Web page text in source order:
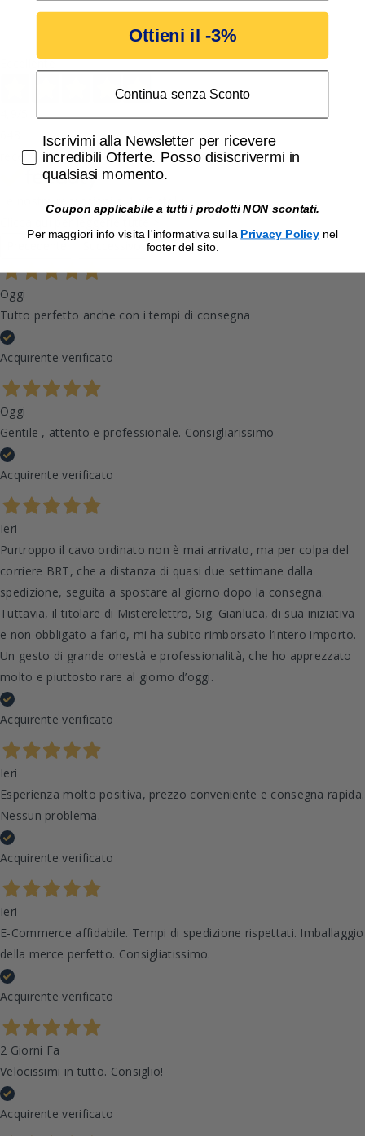
Eccellente
recensioni
Precedente
Oggi
Tutto perfetto anche con i tempi di consegna
Acquirente verificato
Oggi
Gentile , attento e professionale. Consigliarissimo
Acquirente verificato
Ieri
Purtroppo il cavo ordinato non è mai arrivato, ma per colpa del
corriere BRT, che a distanza di quasi due settimane dalla
spedizione, seguita a spostare al giorno dopo la consegna.
Tuttavia, il titolare di Misterelettro, Sig. Gianluca, di sua iniziativa
e non obbligato a farlo, mi ha subito rimborsato l’intero importo.
Un gesto di grande onestà e professionalità, che ho apprezzato
molto e piuttosto rare al giorno d’oggi.
Acquirente verificato
Ieri
Esperienza molto positiva, prezzo conveniente e consegna rapida.
Nessun problema.
Acquirente verificato
Ieri
E-Commerce affidabile. Tempi di spedizione rispettati. Imballaggio
della merce perfetto. Consigliatissimo.
Acquirente verificato
2 Giorni Fa
Velocissimi in tutto. Consiglio!
Acquirente verificato
Ottieni il -3%
Continua senza Sconto
Accetta di ricevere email promozionali
Iscrivimi alla Newsletter per ricevere
incredibili Offerte. Posso disiscrivermi in
qualsiasi momento.
Coupon applicabile a tutti i prodotti NON scontati.
Per maggiori info visita l'informativa sulla Privacy Policy nel
footer del sito.